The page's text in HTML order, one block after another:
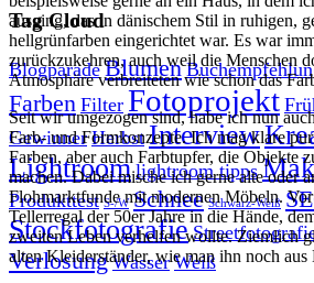
ausging, das in dänischem Stil in ruhigen,
hellgrünfarben eingerichtet war. Es war
zurückzukehren, auch weil die Menschen
Atmosphäre verbreiteten wie schon das
Seit wir umgezogen sind, habe ich nun
Farb- und Formkonzepte. Ich mag klare
Farben, aber auch Farbtupfer, die Objekte
machen. Dabei mische ich gerne alte oder
Flohmarktfunde mit modernen Möbeln.
Tellerregal der 50er Jahre in die Hände,
zweiten Leben verhelfen wollte. Ziemlich
alten Kleiderständer, wie man ihn noch aus
Tag Cloud
Blogparade Blumen
Farben Filter Fotoprojekt
Gewinner Herbst Interview
Lightroom lightroom tipps
Produkttest S-/W Schnee Schwarz-Weiß
Stockfotografie
Verlosung Wasser Weiß